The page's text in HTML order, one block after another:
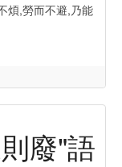
煩,勞而不避,乃能
廢"語